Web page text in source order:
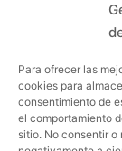
Para ofrecer las
cookies para
consentimiento de
el comportamiento
sitio. No consentir